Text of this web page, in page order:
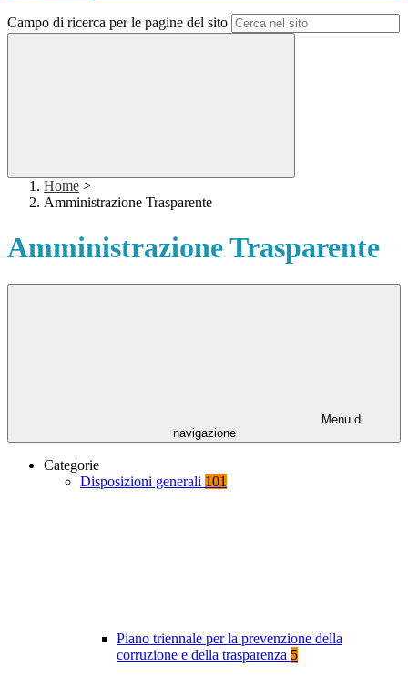
Campo di ricerca per le pagine del sito
Home >
Amministrazione Trasparente
Amministrazione Trasparente
Menu di
navigazione
Categorie
Disposizioni generali 101
Piano triennale per la prevenzione della
corruzione e della trasparenza 5